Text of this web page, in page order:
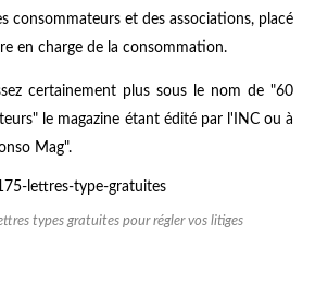
consommateurs et des associations, placé
en charge de la consommation.
certainement plus sous le nom de "60
le magazine étant édité par l'INC ou à
Mag".
types gratuites pour régler vos litiges